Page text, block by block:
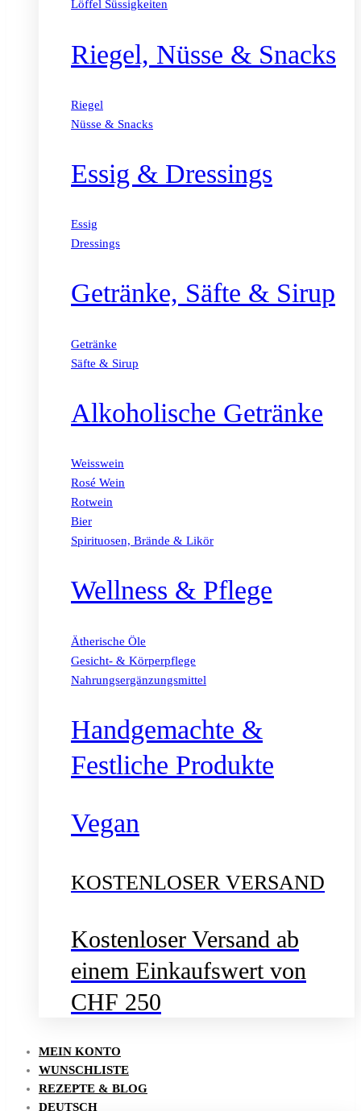
Löffel Süssigkeiten
Riegel, Nüsse & Snacks
Riegel
Nüsse & Snacks
Essig & Dressings
Essig
Dressings
Getränke, Säfte & Sirup
Getränke
Säfte & Sirup
Alkoholische Getränke
Weisswein
Rosé Wein
Rotwein
Bier
Spirituosen, Brände & Likör
Wellness & Pflege
Ätherische Öle
Gesicht- & Körperpflege
Nahrungsergänzungsmittel
Handgemachte &
Festliche Produkte
Vegan
KOSTENLOSER VERSAND
Kostenloser Versand ab
einem Einkaufswert von
CHF 250
MEIN KONTO
WUNSCHLISTE
REZEPTE & BLOG
DEUTSCH